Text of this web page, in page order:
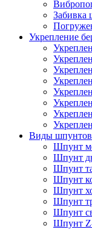
Забивка
Укрепление
Виды шпунтов
Шпунт
Шпунт
Шпунт
Шпунт
Шпунт
Шпунт
Шпунт
Шпунт